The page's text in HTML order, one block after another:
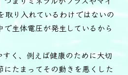
り入れているわけではないの
生体電圧が発生しているから
く、例えば健康のために大切
たまってその動きを悪くした